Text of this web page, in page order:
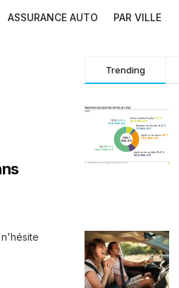
ASSURANCE AUTO PAR VILLE
Trending